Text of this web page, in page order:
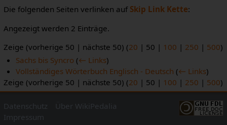
Die folgenden Seiten verlinken auf Skip Link Kette:
Angezeigt werden 2 Einträge.
Zeige (vorherige 50 | nächste 50) (20 | 50 | 100 | 250 | 500)
Sachs bis Syncro (← Links)
Vollständiges Wörterbuch Englisch - Deutsch (← Links)
Zeige (vorherige 50 | nächste 50) (20 | 50 | 100 | 250 | 500)
Datenschutz
Über WikiPedalia
Impressum